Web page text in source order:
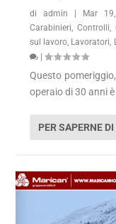
diadmin Mar
Carabinieri,Controlli,
sul lavoro, Lavoratori,
|
Questo
operaio di 30 anni
PER SAPERNE